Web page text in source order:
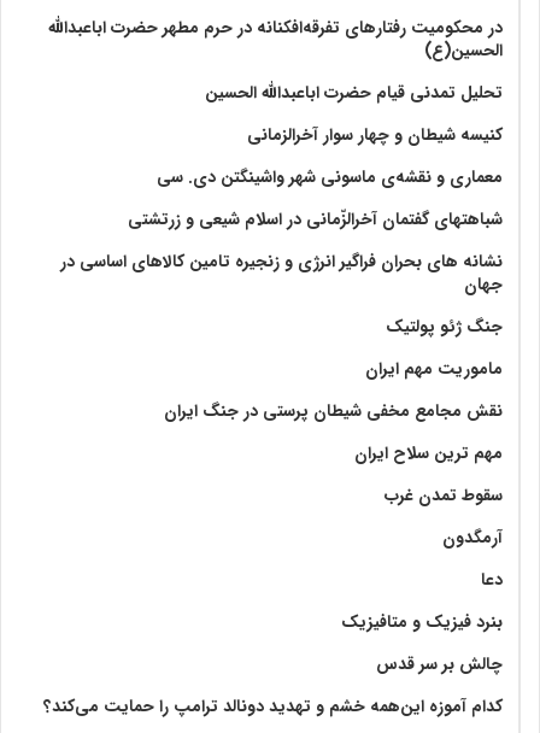
در محکومیت رفتارهای تفرقه‌افکنانه در حرم مطهر حضرت اباعبدالله
الحسین(ع)
تحلیل تمدنی قیام حضرت اباعبدالله الحسین
کنیسه شیطان و چهار سوار آخرالزمانی
معماری و نقشه‌ی ماسونی شهر واشينگتن دی. سی
شباهتهای گفتمان آخر‌الزّمانی در اسلام شیعی و زرتشتی
نشانه های بحران فراگیر انرژی و زنجیره تامین کالاهای اساسی در
جهان
جنگ ژئو پولتیک
ماموریت مهم ایران
نقش مجامع مخفی شیطان پرستی در جنگ ایران
مهم ترین سلاح ایران
سقوط تمدن غرب
آرمگدون
دعا
بنرد فیزیک و متافیزیک
چالش بر سر قدس
کدام آموزه این‌همه خشم و تهدید دونالد ترامپ را حمایت می‌کند؟